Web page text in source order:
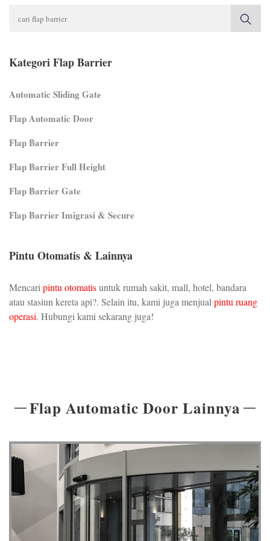
Kategori Flap Barrier
Automatic Sliding Gate
Flap Automatic Door
Flap Barrier
Flap Barrier Full Height
Flap Barrier Gate
Flap Barrier Imigrasi & Secure
Pintu Otomatis & Lainnya
Mencaripintu otomatisuntuk rumah sakit, mall, hotel, bandara
atau stasiun kereta api?. Selain itu, kami juga menjualpintu ruang
operasi. Hubungi kami sekarang juga!
Flap Automatic Door Lainnya